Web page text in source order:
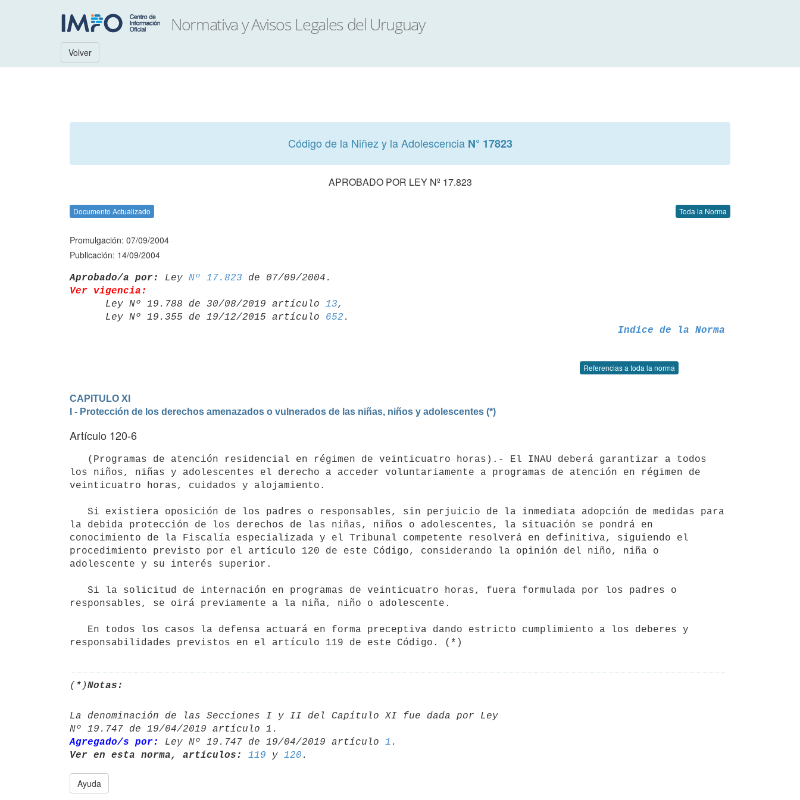
Volver
Código de la Niñez y la Adolescencia N° 17823
APROBADO POR LEY Nº 17.823
Documento Actualizado Toda la Norma
Promulgación: 07/09/2004
Publicación: 14/09/2004
Aprobado/a por: Ley Nº 17.823
Ver vigencia:
Ley Nº 19.788 de 30/08/2019 artículo 13,
      Ley Nº 19.355 de 19/12/2015 artículo
652
Indice de la Norma
Referencias a toda la norma
CAPITULO XI
I - Protección de los derechos amenazados o vulnerados de las niñas, niños y adolescentes (*)
Artículo 120-6
los niños, niñas y adolescentes el derecho a acceder voluntariamente a programas de atención en régimen de
veinticuatro horas, cuidados y alojamiento.
la debida protección de los derechos de las niñas, niños o adolescentes, la situación se pondrá en
conocimiento de la Fiscalía especializada y el Tribunal competente resolverá en definitiva, siguiendo el
procedimiento previsto por el artículo 120 de este Código, considerando la opinión del niño, niña o
adolescente y su interés superior.
responsables, se oirá previamente a la niña, niño o adolescente.
responsabilidades previstos en el artículo 119 de este Código. (*)
(*)Notas:
La denominación de las Secciones I y II del Capítulo XI fue dada por Ley
Agregado/s por:
Ley Nº 19.747 de 19/04/2019 artículo 1
Ver en esta norma, artículos:
119 y 120
Ayuda